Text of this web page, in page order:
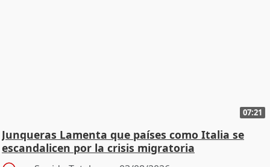
07:21
Junqueras Lamenta que países como Italia se
escandalicen por la crisis migratoria